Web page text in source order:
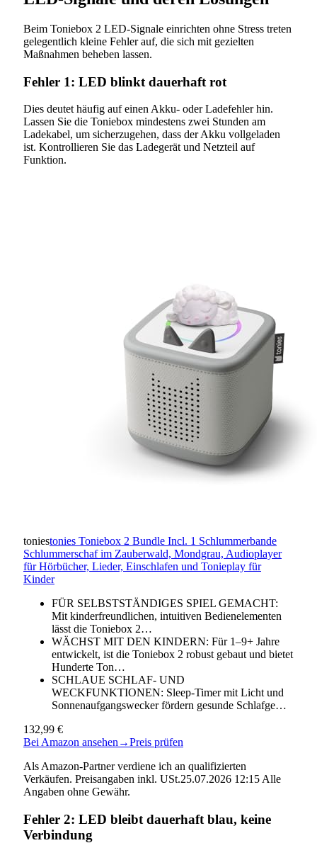
Beim Toniebox 2 LED-Signale einrichten ohne Stress treten
gelegentlich kleine Fehler auf, die sich mit gezielten
Maßnahmen beheben lassen.
Fehler 1: LED blinkt dauerhaft rot
Dies deutet häufig auf einen Akku- oder Ladefehler hin.
Lassen Sie die Toniebox mindestens zwei Stunden am
Ladekabel, um sicherzugehen, dass der Akku vollgeladen
ist. Kontrollieren Sie das Ladegerät und Netzteil auf
Funktion.
toniestonies Toniebox 2 Bundle Incl. 1 Schlummerbande
Schlummerschaf im Zauberwald, Mondgrau, Audioplayer
für Hörbücher, Lieder, Einschlafen und Tonieplay für
Kinder
FÜR SELBSTSTÄNDIGES SPIEL GEMACHT:
Mit kinderfreundlichen, intuitiven Bedienelementen
lässt die Toniebox 2…
WÄCHST MIT DEN KINDERN: Für 1–9+ Jahre
entwickelt, ist die Toniebox 2 robust gebaut und bietet
Hunderte Ton…
SCHLAUE SCHLAF- UND
WECKFUNKTIONEN: Sleep-Timer mit Licht und
Sonnenaufgangswecker fördern gesunde Schlafge…
132,99 €
Bei Amazon ansehen →Preis prüfen
Als Amazon-Partner verdiene ich an qualifizierten
Verkäufen. Preisangaben inkl. USt.25.07.2026 12:15 Alle
Angaben ohne Gewähr.
Fehler 2: LED bleibt dauerhaft blau, keine
Verbindung